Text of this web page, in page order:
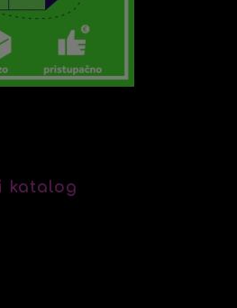
katalog